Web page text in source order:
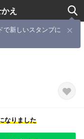
え
で新しいスタンプに
なりました